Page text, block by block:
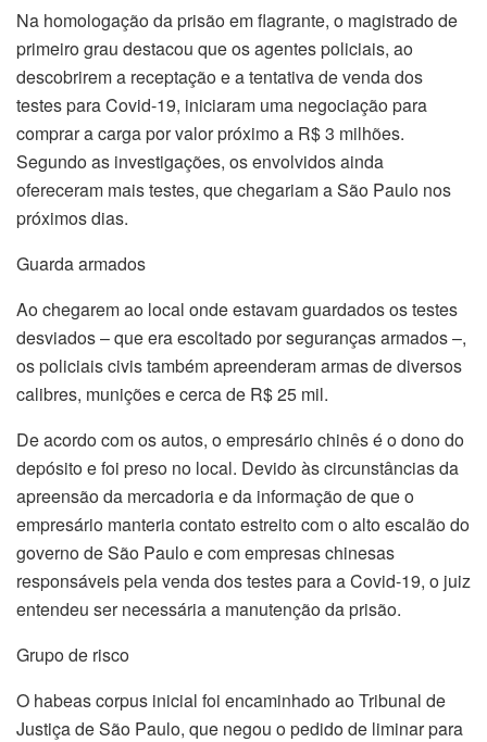
Na homologação da prisão em flagrante, o magistrado de
primeiro grau destacou que os agentes policiais, ao
descobrirem a receptação e a tentativa de venda dos
testes para Covid-19, iniciaram uma negociação para
comprar a carga por valor próximo a R$ 3 milhões.
Segundo as investigações, os envolvidos ainda
ofereceram mais testes, que chegariam a São Paulo nos
próximos dias.
Guarda armados
Ao chegarem ao local onde estavam guardados os testes
desviados – que era escoltado por seguranças armados –,
os policiais civis também apreenderam armas de diversos
calibres, munições e cerca de R$ 25 mil.
De acordo com os autos, o empresário chinês é o dono do
depósito e foi preso no local. Devido às circunstâncias da
apreensão da mercadoria e da informação de que o
empresário manteria contato estreito com o alto escalão do
governo de São Paulo e com empresas chinesas
responsáveis pela venda dos testes para a Covid-19, o juiz
entendeu ser necessária a manutenção da prisão.
Grupo de risco
O habeas corpus inicial foi encaminhado ao Tribunal de
Justiça de São Paulo, que negou o pedido de liminar para